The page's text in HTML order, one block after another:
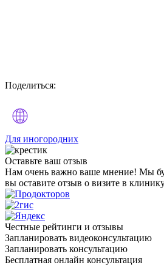
Поделиться:
Для иногородних
Оставьте ваш отзыв
Нам очень важно ваше мнение! Мы
вы оставите отзыв о визите в
Честные рейтинги и отзывы
Запланировать видеоконсультацию
Запланировать консультацию
Бесплатная онлайн консультация